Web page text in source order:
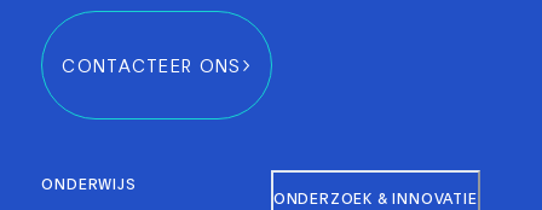
CONTACTEER ONS
ONDERWIJS
ONDERZOEK & INNOVATIE